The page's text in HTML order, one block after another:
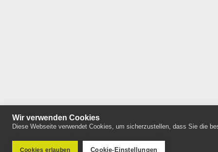
Wir verwenden Cookies
Diese Webseite verwendet Cookies, um sicherzustellen, dass Sie die
Cookies erlauben Cookie-Einstellungen